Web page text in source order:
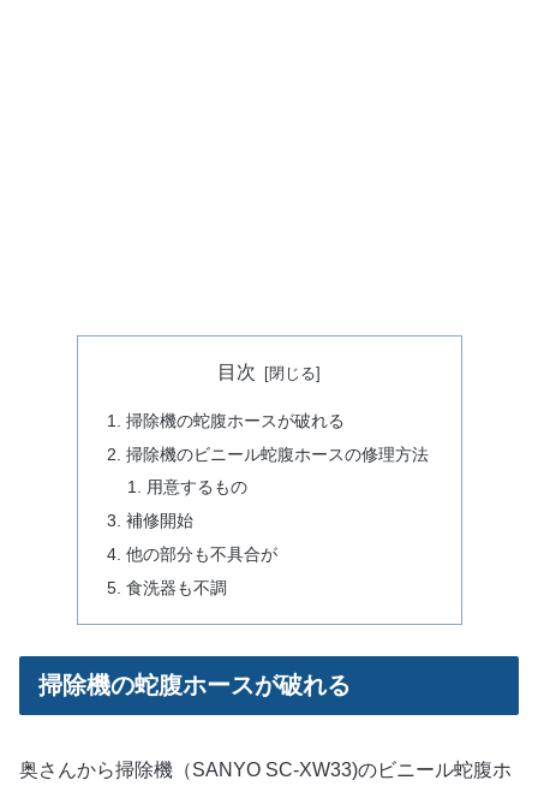
目次
掃除機の蛇腹ホースが破れる
掃除機のビニール蛇腹ホースの修理方法
用意するもの
補修開始
他の部分も不具合が
食洗器も不調
掃除機の蛇腹ホースが破れる
奥さんから掃除機（SANYO SC-XW33)のビニール蛇腹ホ